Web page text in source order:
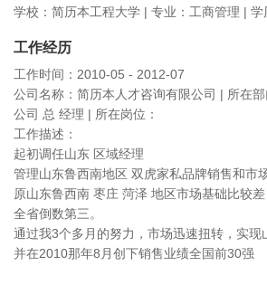
学校：简历本工程大学 | 专业：工商管理 | 学
工作经历
工作时间：2010-05 - 2012-07
公司名称：简历本人才咨询有限公司 | 所在
公司 总 经理 | 所在岗位：
工作描述：
起初调任山东 区域经理
管理山东鲁西南地区 双虎家私品牌销售和市
原山东鲁西南 枣庄 菏泽 地区市场基础比较
全省倒数第三。
通过我3个多月的努力，市场迅速扭转，实现
并在2010那年8月创下销售业绩全国前30强